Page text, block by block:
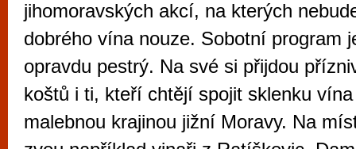
jihomoravských akcí, na kterých
dobrého vína nouze. Sobotní program
opravdu pestrý. Na své si přijdou
koštů i ti, kteří chtějí spojit sklenku
malebnou krajinou jižní Moravy. Na
Brno je
zajímavé
restaurace,
Mimo jiné je ale také místem, kde si
vyzkoušet různé kasinové hry. V
metropoli naleznete širokou nabídku her
po moderní automaty jak pro pravidelné